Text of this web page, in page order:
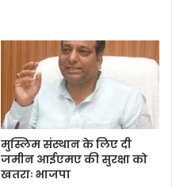
मुस्लिम संस्थान के लिए दी
जमीन आईएमए की सुरक्षा को
खतराः भाजपा